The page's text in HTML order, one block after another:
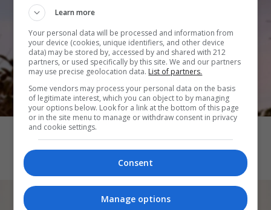
ΜΟΥΣΙΚΗ
Γιάννης Αγγελάκας και Νίκος Βελιώτης
στον λόφο Φιλοπάππου
Learn more
Your personal data will be processed and information from
your device (cookies, unique identifiers, and other device
data) may be stored by, accessed by and shared with 212
partners, or used specifically by this site. We and our partners
may use precise geolocation data. List of partners.
Some vendors may process your personal data on the basis
of legitimate interest, which you can object to by managing
your options below. Look for a link at the bottom of this page
or in the site menu to manage or withdraw consent in privacy
and cookie settings.
Consent
Manage options